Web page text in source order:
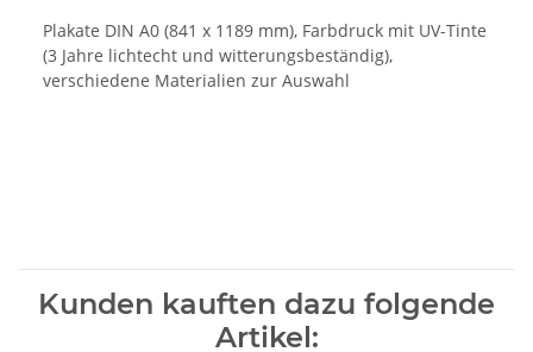
Plakate DIN A0 (841 x 1189 mm), Farbdruck mit UV-Tinte
(3 Jahre lichtecht und witterungsbeständig),
verschiedene Materialien zur Auswahl
Kunden kauften dazu folgende
Artikel: